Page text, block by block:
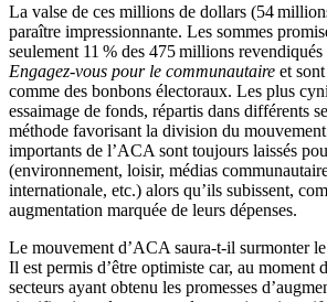
La valse de ces millions de dollars (54
paraître impressionnante. Les sommes
seulement 11 % des 475 millions
Engagez-vous pour le communautaire et
comme des bonbons électoraux. Les plus
essaimage de fonds, répartis dans différents
méthode favorisant la division du
importants de l’ACA sont toujours laissés
(environnement, loisir, médias
internationale, etc.) alors qu’ils subissent,
augmentation marquée de leurs dépenses.
Le mouvement d’ACA saura-t-il surmonter
Il est permis d’être optimiste car, au moment
secteurs ayant obtenu les promesses